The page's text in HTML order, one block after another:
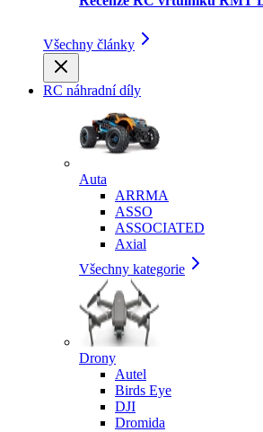
Všechny články
RC náhradní díly
Auta
ARRMA
ASSO
ASSOCIATED
Axial
Všechny kategorie
Drony
Autel
Birds Eye
DJI
Dromida